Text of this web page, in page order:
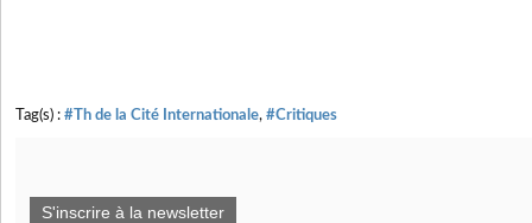
Tag(s) : #Th de la Cité Internationale, #Critiques
S'inscrire à la newsletter